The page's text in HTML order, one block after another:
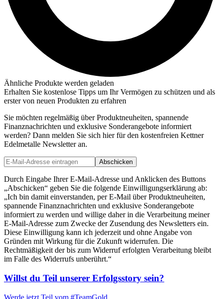
Ähnliche Produkte werden geladen
Erhalten Sie kostenlose Tipps um Ihr Vermögen zu schützen und als
erster von neuen Produkten zu erfahren
Sie möchten regelmäßig über Produktneuheiten, spannende
Finanznachrichten und exklusive Sonderangebote informiert
werden? Dann melden Sie sich hier für den kostenfreien Kettner
Edelmetalle Newsletter an.
Abschicken
Durch Eingabe Ihrer E-Mail-Adresse und Anklicken des Buttons
„Abschicken“ geben Sie die folgende Einwilligungserklärung ab:
„Ich bin damit einverstanden, per E-Mail über Produktneuheiten,
spannende Finanznachrichten und exklusive Sonderangebote
informiert zu werden und willige daher in die Verarbeitung meiner
E-Mail-Adresse zum Zwecke der Zusendung des Newsletters ein.
Diese Einwilligung kann ich jederzeit und ohne Angabe von
Gründen mit Wirkung für die Zukunft widerrufen. Die
Rechtmäßigkeit der bis zum Widerruf erfolgten Verarbeitung bleibt
im Falle des Widerrufs unberührt.“
Willst du Teil unserer Erfolgsstory sein?
Werde jetzt Teil vom #TeamGold